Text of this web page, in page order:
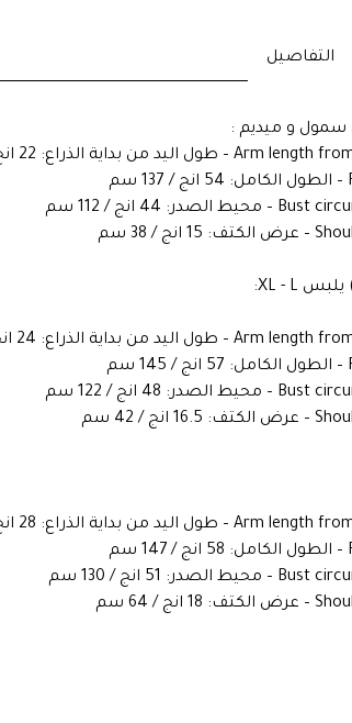
التفاصيل